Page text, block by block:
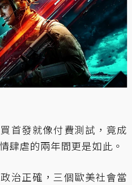
首發就像付費測試，竟成
肆虐的兩年間更是如此。
治正確，三個歐美社會當